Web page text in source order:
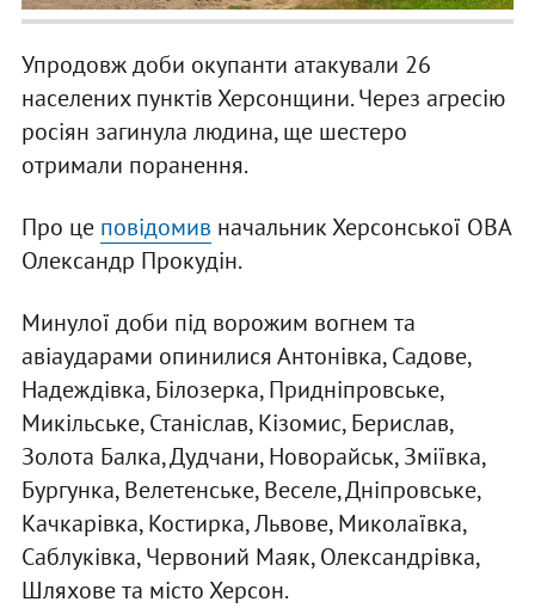
Упродовж доби окупанти атакували 26
населених пунктів Херсонщини. Через агресію
росіян загинула людина, ще шестеро
отримали поранення.
Про це повідомив начальник Херсонської ОВА
Олександр Прокудін.
Минулої доби під ворожим вогнем та
авіаударами опинилися Антонівка, Садове,
Надеждівка, Білозерка, Придніпровське,
Микільське, Станіслав, Кізомис, Берислав,
Золота Балка, Дудчани, Новорайськ, Зміївка,
Бургунка, Велетенське, Веселе, Дніпровське,
Качкарівка, Костирка, Львове, Миколаївка,
Саблуківка, Червоний Маяк, Олександрівка,
Шляхове та місто Херсон.